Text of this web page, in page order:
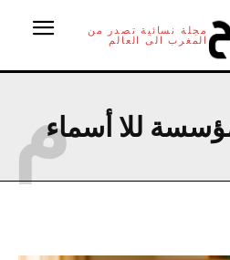
مجلة نسائية تصدر من
المغرب الى العالم
للا أسماءم